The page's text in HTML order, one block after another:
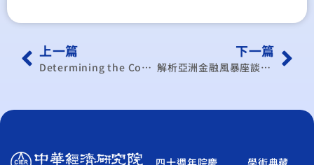
上一篇
Determining the Comparative Efficient Units of Insurance Industries through DEA
下一篇
解析亞洲金融風暴座談會實錄